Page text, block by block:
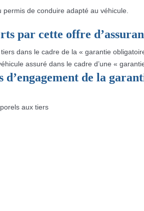
de conduire adapté au véhicule.
par cette offre
dans le cadre de la « garantie
assuré dans le cadre d’une «
d’engagement de la
aux tiers